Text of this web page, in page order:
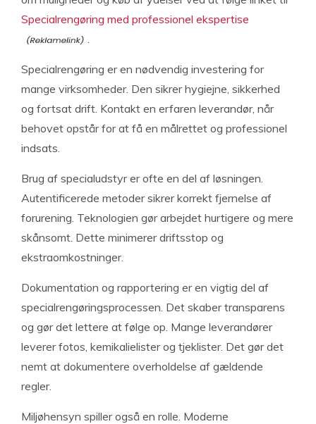
Specialrengøring med professionel ekspertise
Specialrengøring er en nødvendig investering for
mange virksomheder. Den sikrer hygiejne, sikkerhed
og fortsat drift. Kontakt en erfaren leverandør, når
behovet opstår for at få en målrettet og professionel
indsats.
Brug af specialudstyr er ofte en del af løsningen.
Autentificerede metoder sikrer korrekt fjernelse af
forurening. Teknologien gør arbejdet hurtigere og mere
skånsomt. Dette minimerer driftsstop og
ekstraomkostninger.
Dokumentation og rapportering er en vigtig del af
specialrengøringsprocessen. Det skaber transparens
og gør det lettere at følge op. Mange leverandører
leverer fotos, kemikalielister og tjeklister. Det gør det
nemt at dokumentere overholdelse af gældende
regler.
Miljøhensyn spiller også en rolle. Moderne